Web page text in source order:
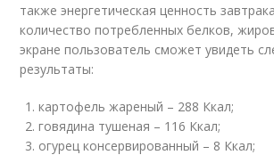
также энергетическая ценность
количество потребленных белков,
экране пользователь сможет увидеть
результаты:
картофель жареный – 288 Ккал;
говядина тушеная – 116 Ккал;
огурец консервированный – 8 Ккал;